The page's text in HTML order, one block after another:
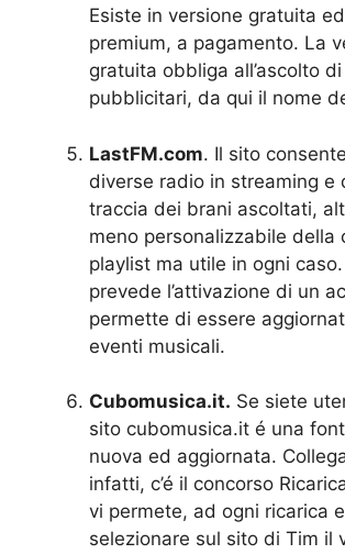
Esiste in versione gratuita
premium, a pagamento. La
gratuita obbliga all’ascolto
pubblicitari, da qui il nome
LastFM.com. Il sito
diverse radio in streaming e
traccia dei brani ascoltati,
meno personalizzabile della
playlist ma utile in ogni
prevede l’attivazione di un
permette di essere
eventi musicali.
Cubomusica.it. Se siete
sito cubomusica.it é una
nuova ed aggiornata.
infatti, c’é il concorso
vi permete, ad ogni ricarica
selezionare sul sito di Tim il